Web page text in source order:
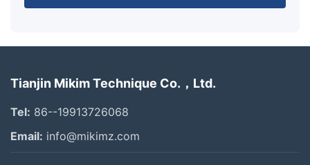
Tianjin Mikim Technique Co.，Ltd.
Tel: 86--19913726068
Email: info@mikimz.com